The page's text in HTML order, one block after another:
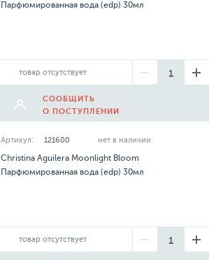
Парфюмированная вода (edp) 30мл
товар отсутствует
СООБЩИТЬ
О ПОСТУПЛЕНИИ
Артикул: 121600 нет в наличии
Christina Aguilera Moonlight Bloom
Парфюмированная вода (edp) 30мл
товар отсутствует